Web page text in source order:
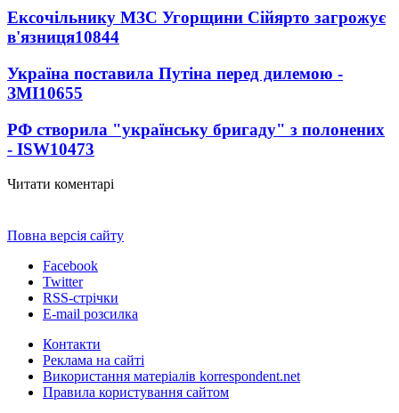
Ексочільнику МЗС Угорщини Сійярто загрожує
в'язниця10844
Україна поставила Путіна перед дилемою -
ЗМІ10655
РФ створила "українську бригаду" з полонених
- ISW10473
Читати коментарі
Повна версія сайту
Facebook
Twitter
RSS-стрічки
E-mail розсилка
Контакти
Реклама на сайті
Використання матеріалів korrespondent.net
Правила користування сайтом